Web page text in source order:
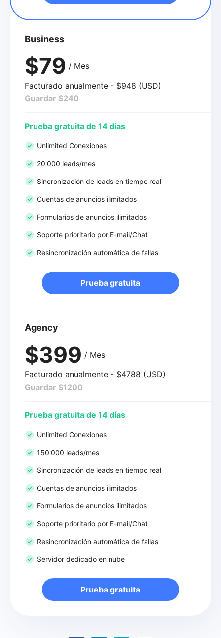
Business
$79 / Mes
Facturado anualmente - $948 (USD)
Guardar $240
Prueba gratuita de 14 días
Unlimited Conexiones
20'000 leads/mes
Sincronización de leads en tiempo real
Cuentas de anuncios ilimitados
Formularios de anuncios ilimitados
Soporte prioritario por E-mail/Chat
Resincronización automática de fallas
Prueba gratuita
Agency
$399 / Mes
Facturado anualmente - $4788 (USD)
Guardar $1200
Prueba gratuita de 14 días
Unlimited Conexiones
150'000 leads/mes
Sincronización de leads en tiempo real
Cuentas de anuncios ilimitados
Formularios de anuncios ilimitados
Soporte prioritario por E-mail/Chat
Resincronización automática de fallas
Servidor dedicado en nube
Prueba gratuita